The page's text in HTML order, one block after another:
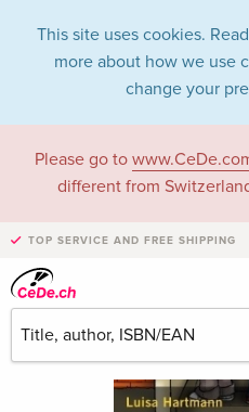
This site uses cookies.
more about how we use
change your
Please go to
different from
TOP SERVICE AND FREE SHIPPING